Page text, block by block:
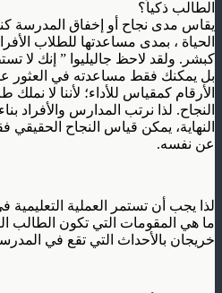
الطالب ذكياً؟
يقاس مدى نجاح أو إخفاق المدرسة
الحياة ، بمدى مساعدتها للطلاب
كبشر. ولقد لاحظ جاليليوا ” إنك لا
بل يمكنك فقط مساعدته في العثور
الأرقام كمقياس للأداء؛ لأننا لا
النجاح. لذا نرتب المدارس والأفراد
النهاية، يمكن قياس النجاح
عن نفسه.
لذا يجب أن تستمر العملية
ما هي المقومات التي تكون الطالب
خريجان بالأحداث التي تقع في